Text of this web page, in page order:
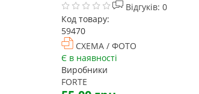
Відгуків: 0
Код товару:
59470
СХЕМА / ФОТО
Є в наявності
Виробники
FORTE